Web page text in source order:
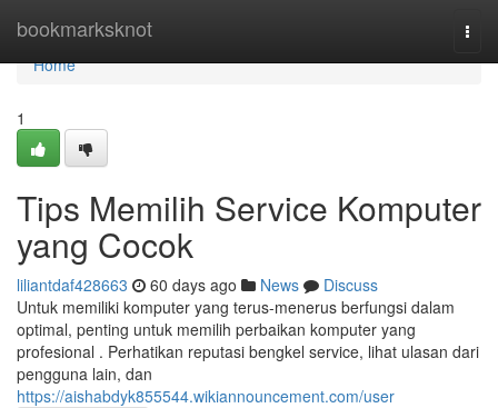
bookmarksknot
Home
Home
1
Tips Memilih Service Komputer
yang Cocok
liliantdaf428663 60 days ago News
Discuss
Untuk memiliki komputer yang terus-menerus berfungsi dalam
optimal, penting untuk memilih perbaikan komputer yang
profesional . Perhatikan reputasi bengkel service, lihat ulasan dari
pengguna lain, dan
https://aishabdyk855544.wikiannouncement.com/user